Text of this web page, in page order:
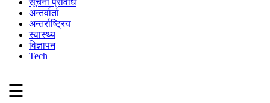
सूचना प्रविधि
अन्तर्वार्ता
अन्तर्राष्ट्रिय
स्वास्थ्य
विज्ञापन
Tech
☰